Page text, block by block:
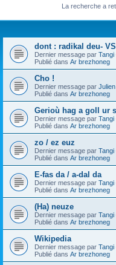
La recherche a
dont : radikal deu-
Dernier message par Tangi
Publié dans Ar brezhoneg
Cho !
Dernier message par Julien
Publié dans Ar brezhoneg
Gerioù hag a goll ur
Dernier message par Tangi
Publié dans Ar brezhoneg
zo / ez euz
Dernier message par Tangi
Publié dans Ar brezhoneg
E-fas da / a-dal da
Dernier message par Tangi
Publié dans Ar brezhoneg
(Ha) neuze
Dernier message par Tangi
Publié dans Ar brezhoneg
Wikipedia
Dernier message par Tangi
Publié dans Ar brezhoneg